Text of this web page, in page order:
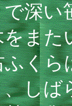
で深
また
くら
しば